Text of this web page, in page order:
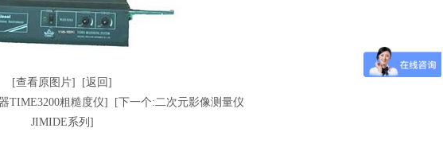
[查看原图片]
[返回]
TIME3200粗糙度仪]
[下一个:二次元影像测量仪
JIMIDE系列]